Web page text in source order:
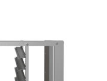
ВОДЫ 3,5
руб